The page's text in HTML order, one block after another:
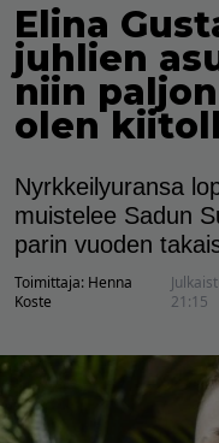
Elina
juhlien
niin
olen
Nyrkkeilyuransa
muistelee Sadun
parin vuoden
Toimittaja: Henna
Koste
21:15